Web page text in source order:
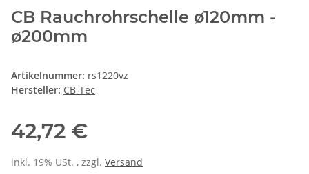
CB Rauchrohrschelle ø120mm -
ø200mm
Artikelnummer: rs1220vz
Hersteller: CB-Tec
42,72 €
inkl. 19% USt. , zzgl. Versand